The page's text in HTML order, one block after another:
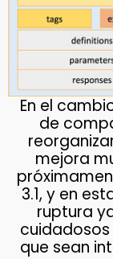
En el
de
mejora
3.1, y en
ruptura
que sean